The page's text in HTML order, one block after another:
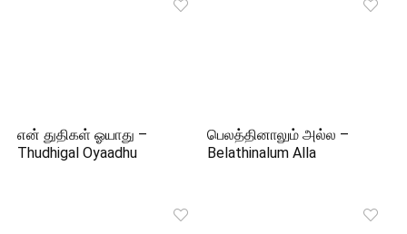
என் துதிகள் ஓயாது –
Thudhigal Oyaadhu
பெலத்தினாலும் அல்ல –
Belathinalum Alla